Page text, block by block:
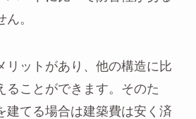
。
リットがあり、他の構造に比
ることができます。そのた
建てる場合は建築費は安く済